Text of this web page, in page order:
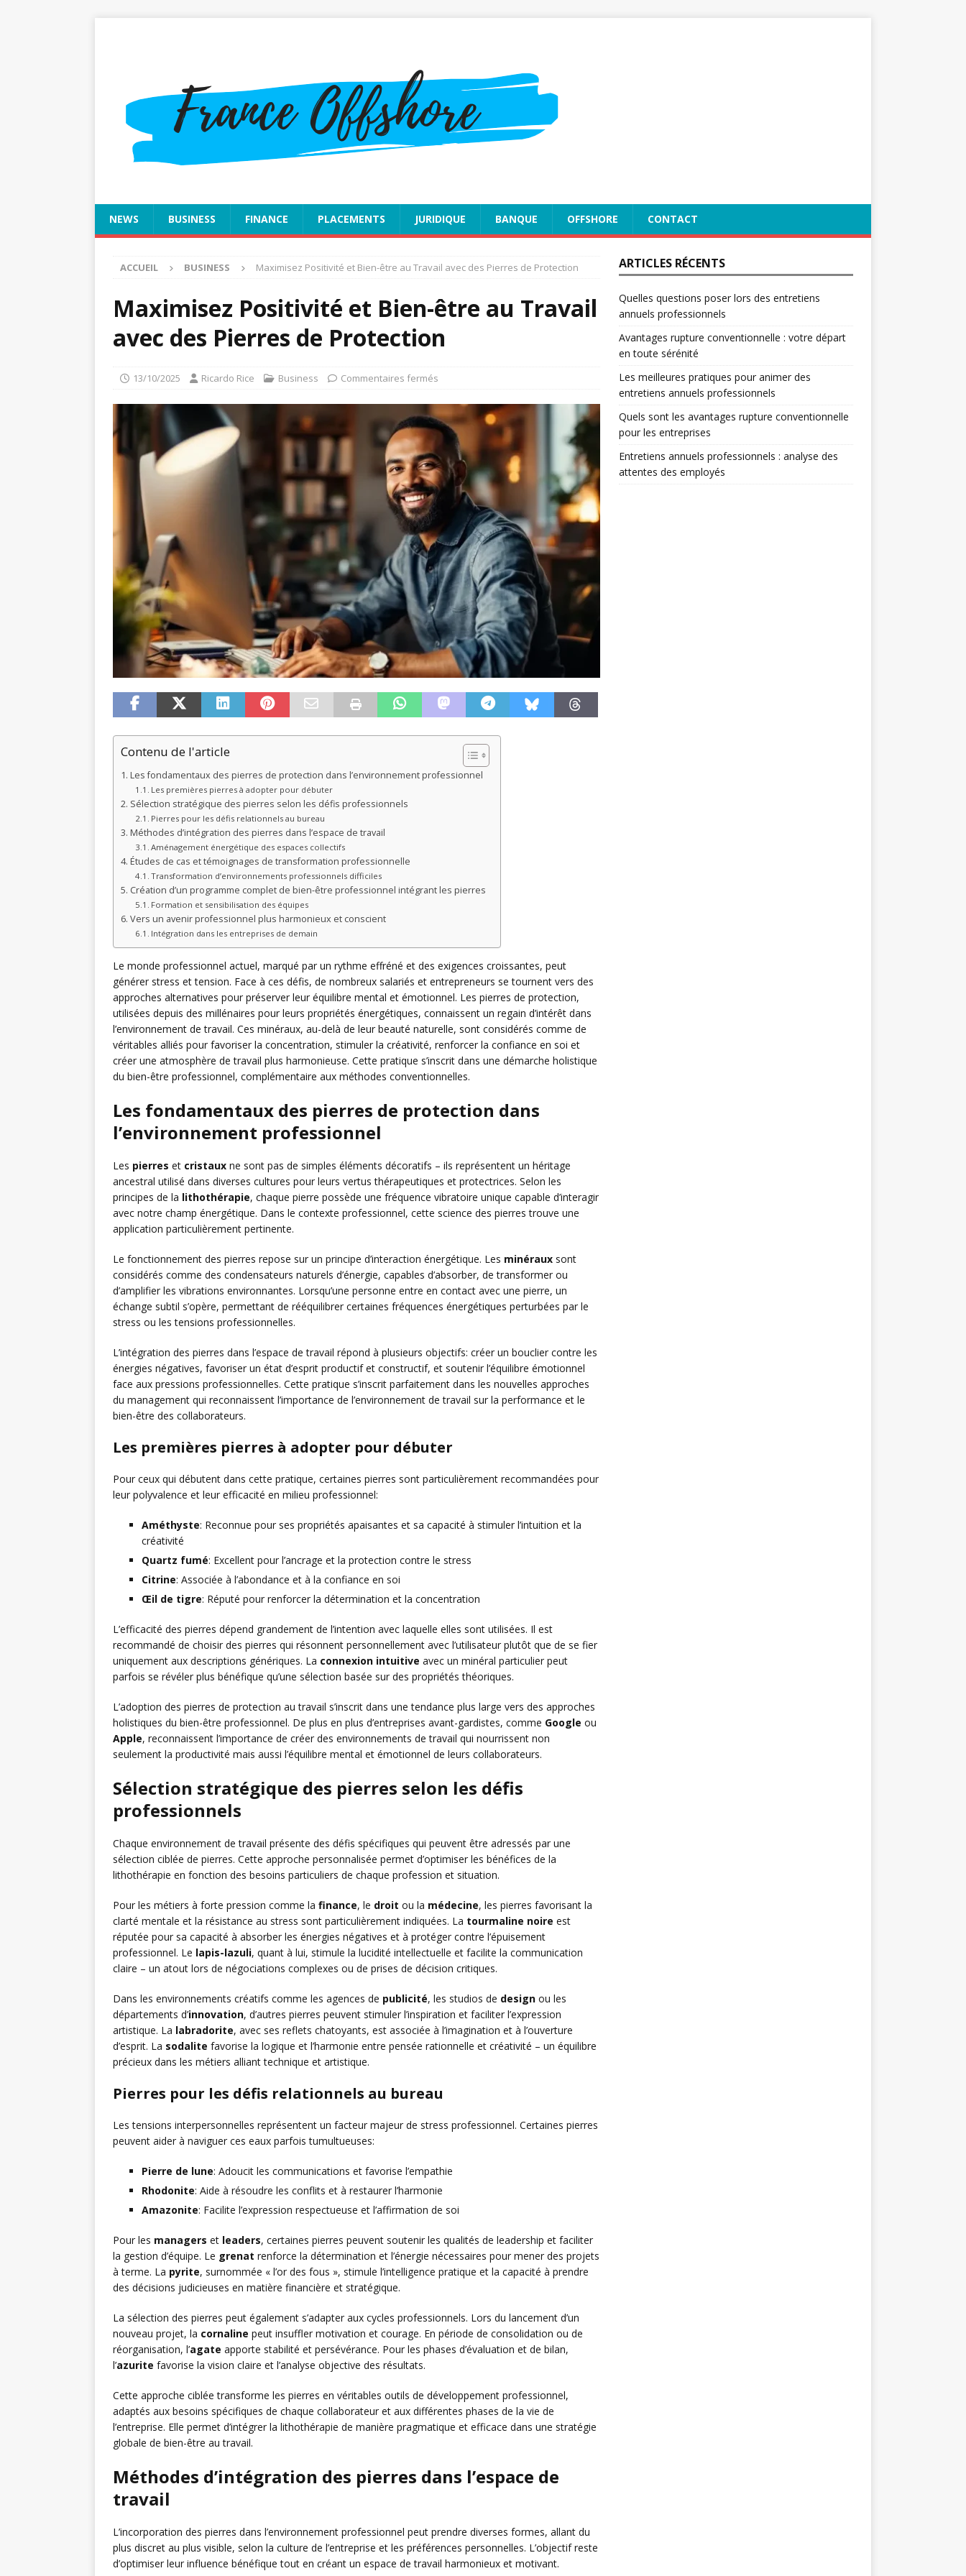
NEWS BUSINESS FINANCE PLACEMENTS JURIDIQUE BANQUE OFFSHORE CONTACT
ACCUEIL BUSINESS Maximisez Positivité et Bien-être au Travail avec des Pierres de Protection
Maximisez Positivité et Bien-être au Travail
avec des Pierres de Protection
13/10/2025 Ricardo Rice Business Commentaires fermés
Contenu de l'article
Les fondamentaux des pierres de protection dans l’environnement professionnel
Les premières pierres à adopter pour débuter
Sélection stratégique des pierres selon les défis professionnels
Pierres pour les défis relationnels au bureau
Méthodes d’intégration des pierres dans l’espace de travail
Aménagement énergétique des espaces collectifs
Études de cas et témoignages de transformation professionnelle
Transformation d’environnements professionnels difficiles
Création d’un programme complet de bien-être professionnel intégrant les pierres
Formation et sensibilisation des équipes
Vers un avenir professionnel plus harmonieux et conscient
Intégration dans les entreprises de demain
Le monde professionnel actuel, marqué par un rythme effréné et des exigences croissantes, peut
générer stress et tension. Face à ces défis, de nombreux salariés et entrepreneurs se tournent vers des
approches alternatives pour préserver leur équilibre mental et émotionnel. Les pierres de protection,
utilisées depuis des millénaires pour leurs propriétés énergétiques, connaissent un regain d’intérêt dans
l’environnement de travail. Ces minéraux, au-delà de leur beauté naturelle, sont considérés comme de
véritables alliés pour favoriser la concentration, stimuler la créativité, renforcer la confiance en soi et
créer une atmosphère de travail plus harmonieuse. Cette pratique s’inscrit dans une démarche holistique
du bien-être professionnel, complémentaire aux méthodes conventionnelles.
Les fondamentaux des pierres de protection dans
l’environnement professionnel
Les pierres et cristaux ne sont pas de simples éléments décoratifs – ils représentent un héritage
ancestral utilisé dans diverses cultures pour leurs vertus thérapeutiques et protectrices. Selon les
principes de la lithothérapie, chaque pierre possède une fréquence vibratoire unique capable d’interagir
avec notre champ énergétique. Dans le contexte professionnel, cette science des pierres trouve une
application particulièrement pertinente.
Le fonctionnement des pierres repose sur un principe d’interaction énergétique. Les minéraux sont
considérés comme des condensateurs naturels d’énergie, capables d’absorber, de transformer ou
d’amplifier les vibrations environnantes. Lorsqu’une personne entre en contact avec une pierre, un
échange subtil s’opère, permettant de rééquilibrer certaines fréquences énergétiques perturbées par le
stress ou les tensions professionnelles.
L’intégration des pierres dans l’espace de travail répond à plusieurs objectifs: créer un bouclier contre les
énergies négatives, favoriser un état d’esprit productif et constructif, et soutenir l’équilibre émotionnel
face aux pressions professionnelles. Cette pratique s’inscrit parfaitement dans les nouvelles approches
du management qui reconnaissent l’importance de l’environnement de travail sur la performance et le
bien-être des collaborateurs.
Les premières pierres à adopter pour débuter
Pour ceux qui débutent dans cette pratique, certaines pierres sont particulièrement recommandées pour
leur polyvalence et leur efficacité en milieu professionnel:
Améthyste: Reconnue pour ses propriétés apaisantes et sa capacité à stimuler l’intuition et la
créativité
Quartz fumé: Excellent pour l’ancrage et la protection contre le stress
Citrine: Associée à l’abondance et à la confiance en soi
Œil de tigre: Réputé pour renforcer la détermination et la concentration
L’efficacité des pierres dépend grandement de l’intention avec laquelle elles sont utilisées. Il est
recommandé de choisir des pierres qui résonnent personnellement avec l’utilisateur plutôt que de se fier
uniquement aux descriptions génériques. La connexion intuitive avec un minéral particulier peut
parfois se révéler plus bénéfique qu’une sélection basée sur des propriétés théoriques.
L’adoption des pierres de protection au travail s’inscrit dans une tendance plus large vers des approches
holistiques du bien-être professionnel. De plus en plus d’entreprises avant-gardistes, comme Google ou
Apple, reconnaissent l’importance de créer des environnements de travail qui nourrissent non
seulement la productivité mais aussi l’équilibre mental et émotionnel de leurs collaborateurs.
Sélection stratégique des pierres selon les défis
professionnels
Chaque environnement de travail présente des défis spécifiques qui peuvent être adressés par une
sélection ciblée de pierres. Cette approche personnalisée permet d’optimiser les bénéfices de la
lithothérapie en fonction des besoins particuliers de chaque profession et situation.
Pour les métiers à forte pression comme la finance, le droit ou la médecine, les pierres favorisant la
clarté mentale et la résistance au stress sont particulièrement indiquées. La tourmaline noire est
réputée pour sa capacité à absorber les énergies négatives et à protéger contre l’épuisement
professionnel. Le lapis-lazuli, quant à lui, stimule la lucidité intellectuelle et facilite la communication
claire – un atout lors de négociations complexes ou de prises de décision critiques.
Dans les environnements créatifs comme les agences de publicité, les studios de design ou les
départements d’innovation, d’autres pierres peuvent stimuler l’inspiration et faciliter l’expression
artistique. La labradorite, avec ses reflets chatoyants, est associée à l’imagination et à l’ouverture
d’esprit. La sodalite favorise la logique et l’harmonie entre pensée rationnelle et créativité – un équilibre
précieux dans les métiers alliant technique et artistique.
Pierres pour les défis relationnels au bureau
Les tensions interpersonnelles représentent un facteur majeur de stress professionnel. Certaines pierres
peuvent aider à naviguer ces eaux parfois tumultueuses:
Pierre de lune: Adoucit les communications et favorise l’empathie
Rhodonite: Aide à résoudre les conflits et à restaurer l’harmonie
Amazonite: Facilite l’expression respectueuse et l’affirmation de soi
Pour les managers et leaders, certaines pierres peuvent soutenir les qualités de leadership et faciliter
la gestion d’équipe. Le grenat renforce la détermination et l’énergie nécessaires pour mener des projets
à terme. La pyrite, surnommée « l’or des fous », stimule l’intelligence pratique et la capacité à prendre
des décisions judicieuses en matière financière et stratégique.
La sélection des pierres peut également s’adapter aux cycles professionnels. Lors du lancement d’un
nouveau projet, la cornaline peut insuffler motivation et courage. En période de consolidation ou de
réorganisation, l’agate apporte stabilité et persévérance. Pour les phases d’évaluation et de bilan,
l’azurite favorise la vision claire et l’analyse objective des résultats.
Cette approche ciblée transforme les pierres en véritables outils de développement professionnel,
adaptés aux besoins spécifiques de chaque collaborateur et aux différentes phases de la vie de
l’entreprise. Elle permet d’intégrer la lithothérapie de manière pragmatique et efficace dans une stratégie
globale de bien-être au travail.
Méthodes d’intégration des pierres dans l’espace de
travail
L’incorporation des pierres dans l’environnement professionnel peut prendre diverses formes, allant du
plus discret au plus visible, selon la culture de l’entreprise et les préférences personnelles. L’objectif reste
d’optimiser leur influence bénéfique tout en créant un espace de travail harmonieux et motivant.
ARTICLES RÉCENTS
Quelles questions poser lors des entretiens
annuels professionnels
Avantages rupture conventionnelle : votre départ
en toute sérénité
Les meilleures pratiques pour animer des
entretiens annuels professionnels
Quels sont les avantages rupture conventionnelle
pour les entreprises
Entretiens annuels professionnels : analyse des
attentes des employés